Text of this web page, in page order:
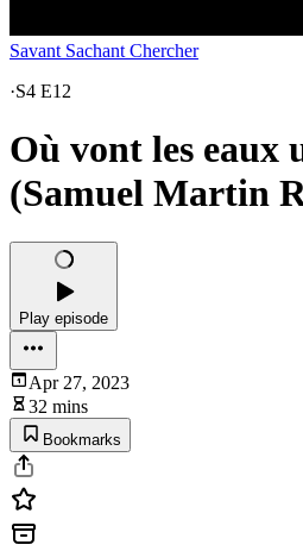
Savant Sachant Chercher
·S4 E12
Où vont les eaux
(Samuel Martin
Play episode
Apr 27, 2023
32 mins
Bookmarks